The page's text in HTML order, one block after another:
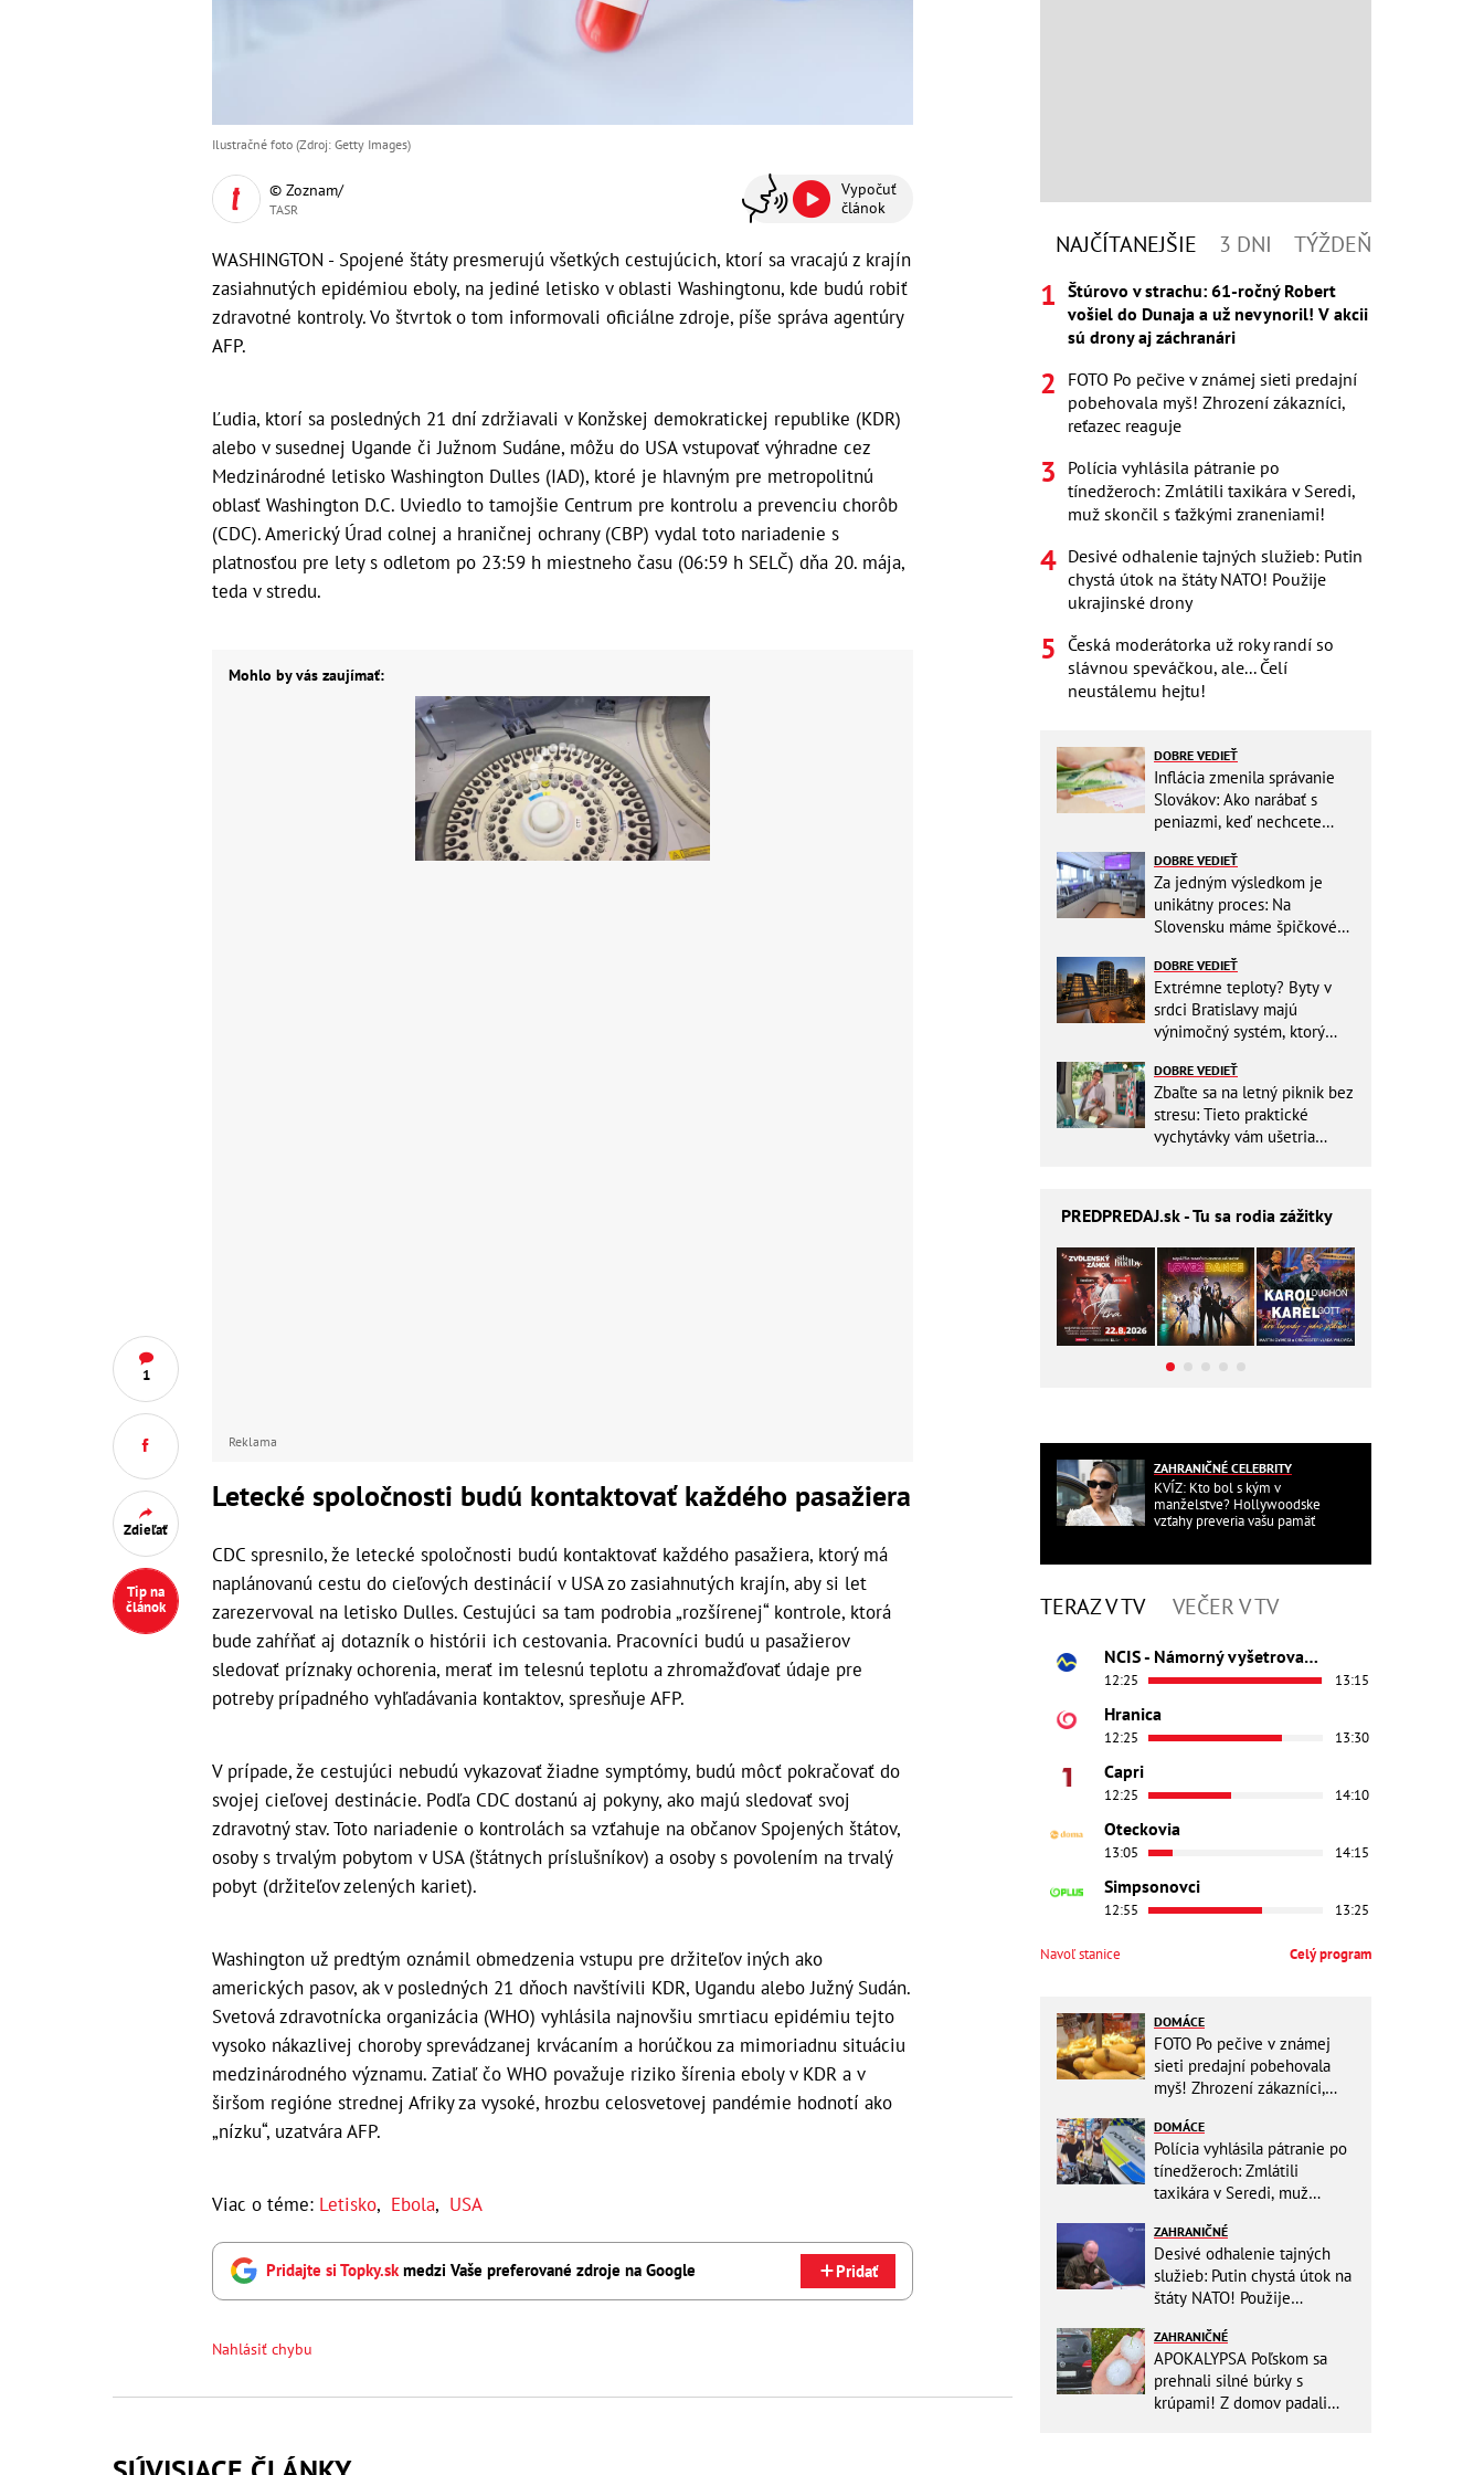
1
Zdieľať
Tip na
článok
Ilustračné foto (Zdroj: Getty Images)
© Zoznam/
TASR
Vypočuť
článok
WASHINGTON - Spojené štáty presmerujú všetkých cestujúcich, ktorí sa vracajú z krajín
zasiahnutých epidémiou eboly, na jediné letisko v oblasti Washingtonu, kde budú robiť
zdravotné kontroly. Vo štvrtok o tom informovali oficiálne zdroje, píše správa agentúry
AFP.
Ľudia, ktorí sa posledných 21 dní zdržiavali v Konžskej demokratickej republike (KDR)
alebo v susednej Ugande či Južnom Sudáne, môžu do USA vstupovať výhradne cez
Medzinárodné letisko Washington Dulles (IAD), ktoré je hlavným pre metropolitnú
oblasť Washington D.C. Uviedlo to tamojšie Centrum pre kontrolu a prevenciu chorôb
(CDC). Americký Úrad colnej a hraničnej ochrany (CBP) vydal toto nariadenie s
platnosťou pre lety s odletom po 23:59 h miestneho času (06:59 h SELČ) dňa 20. mája,
teda v stredu.
Mohlo by vás zaujímať:
Reklama
Letecké spoločnosti budú kontaktovať každého pasažiera
CDC spresnilo, že letecké spoločnosti budú kontaktovať každého pasažiera, ktorý má
naplánovanú cestu do cieľových destinácií v USA zo zasiahnutých krajín, aby si let
zarezervoval na letisko Dulles. Cestujúci sa tam podrobia „rozšírenej“ kontrole, ktorá
bude zahŕňať aj dotazník o histórii ich cestovania. Pracovníci budú u pasažierov
sledovať príznaky ochorenia, merať im telesnú teplotu a zhromažďovať údaje pre
potreby prípadného vyhľadávania kontaktov, spresňuje AFP.
V prípade, že cestujúci nebudú vykazovať žiadne symptómy, budú môcť pokračovať do
svojej cieľovej destinácie. Podľa CDC dostanú aj pokyny, ako majú sledovať svoj
zdravotný stav. Toto nariadenie o kontrolách sa vzťahuje na občanov Spojených štátov,
osoby s trvalým pobytom v USA (štátnych príslušníkov) a osoby s povolením na trvalý
pobyt (držiteľov zelených kariet).
Washington už predtým oznámil obmedzenia vstupu pre držiteľov iných ako
amerických pasov, ak v posledných 21 dňoch navštívili KDR, Ugandu alebo Južný Sudán.
Svetová zdravotnícka organizácia (WHO) vyhlásila najnovšiu smrtiacu epidémiu tejto
vysoko nákazlivej choroby sprevádzanej krvácaním a horúčkou za mimoriadnu situáciu
medzinárodného významu. Zatiaľ čo WHO považuje riziko šírenia eboly v KDR a v
širšom regióne strednej Afriky za vysoké, hrozbu celosvetovej pandémie hodnotí ako
„nízku“, uzatvára AFP.
Viac o téme: Letisko, Ebola, USA
Pridajte si Topky.skmedzi Vaše preferované zdroje na Google Pridať
Nahlásiť chybu
NAJČÍTANEJŠIE 3 DNI TÝŽDEŇ
Štúrovo v strachu: 61-ročný Robert
vošiel do Dunaja a už nevynoril! V akcii
sú drony aj záchranári
FOTO Po pečive v známej sieti predajní
pobehovala myš! Zhrození zákazníci,
reťazec reaguje
Polícia vyhlásila pátranie po
tínedžeroch: Zmlátili taxikára v Seredi,
muž skončil s ťažkými zraneniami!
Desivé odhalenie tajných služieb: Putin
chystá útok na štáty NATO! Použije
ukrajinské drony
Česká moderátorka už roky randí so
slávnou speváčkou, ale... Čelí
neustálemu hejtu!
DOBRE VEDIEŤ
Inflácia zmenila správanie
Slovákov: Ako narábať s
peniazmi, keď nechcete
DOBRE VEDIEŤ
Za jedným výsledkom je
unikátny proces: Na
Slovensku máme špičkové
DOBRE VEDIEŤ
Extrémne teploty? Byty v
srdci Bratislavy majú
výnimočný systém, ktorý
DOBRE VEDIEŤ
Zbaľte sa na letný piknik bez
stresu: Tieto praktické
vychytávky vám ušetria
PREDPREDAJ.sk - Tu sa rodia zážitky
ZAHRANIČNÉ CELEBRITY
KVÍZ: Kto bol s kým v
manželstve? Hollywoodske
vzťahy preveria vašu pamäť
TERAZ V TV VEČER V TV
NCIS - Námorný vyšetrovací úrad
12:25 13:15
Hranica
12:25 13:30
Capri
12:25 14:10
Oteckovia
13:05 14:15
Simpsonovci
12:55 13:25
Navoľ stanice Celý program
DOMÁCE
FOTO Po pečive v známej
sieti predajní pobehovala
myš! Zhrození zákazníci,
DOMÁCE
Polícia vyhlásila pátranie po
tínedžeroch: Zmlátili
taxikára v Seredi, muž
zraneniami!
ZAHRANIČNÉ
Desivé odhalenie tajných
služieb: Putin chystá útok na
štáty NATO! Použije
ZAHRANIČNÉ
APOKALYPSA Poľskom sa
prehnali silné búrky s
krúpami! Z domov padali